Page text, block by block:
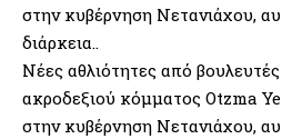
στην κυβέρνηση Νετανιάχου,
διάρκεια..
Νέες αθλιότητες από
ακροδεξιού κόμματος Otzma
στην κυβέρνηση Νετανιάχου,